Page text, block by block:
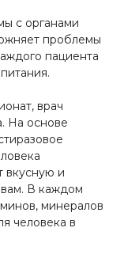
с органами
проблемы
пациента
врач
На основе
вкусную и
В каждом
минералов
человека в